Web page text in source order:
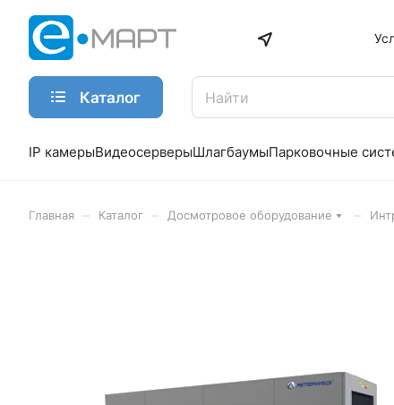
Каталог
IP камерыВидеосерверыШлагбаумыПарковочные
Главная Каталог Досмотровое оборудование